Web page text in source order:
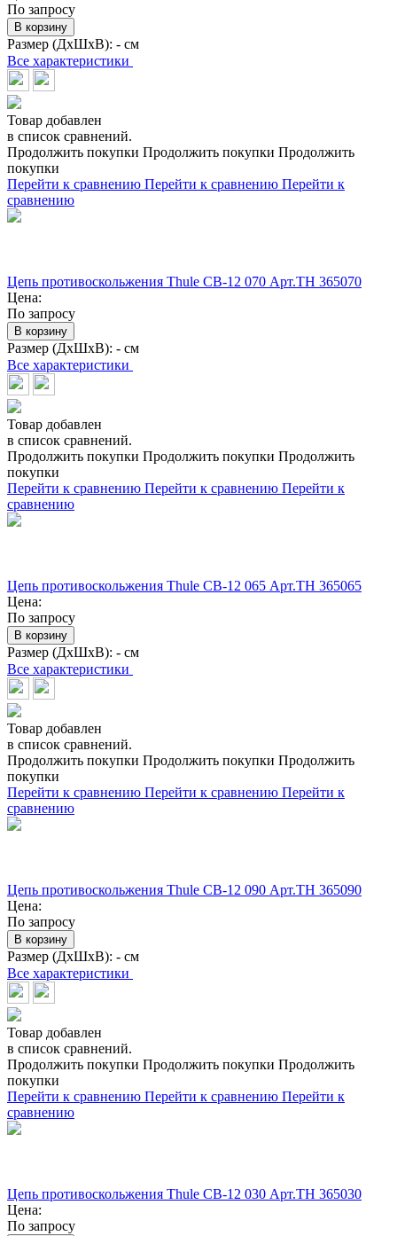
По запросу
В корзину
Размер (ДхШхВ): - см
Все характеристики
Товар добавлен
в список сравнений.
Продолжить покупки Продолжить покупки Продолжить
покупки
Перейти к сравнению Перейти к сравнению Перейти к
сравнению
Цепь противоскольжения Thule CB-12 070 Арт.TH 365070
Цена:
По запросу
В корзину
Размер (ДхШхВ): - см
Все характеристики
Товар добавлен
в список сравнений.
Продолжить покупки Продолжить покупки Продолжить
покупки
Перейти к сравнению Перейти к сравнению Перейти к
сравнению
Цепь противоскольжения Thule CB-12 065 Арт.TH 365065
Цена:
По запросу
В корзину
Размер (ДхШхВ): - см
Все характеристики
Товар добавлен
в список сравнений.
Продолжить покупки Продолжить покупки Продолжить
покупки
Перейти к сравнению Перейти к сравнению Перейти к
сравнению
Цепь противоскольжения Thule CB-12 090 Арт.TH 365090
Цена:
По запросу
В корзину
Размер (ДхШхВ): - см
Все характеристики
Товар добавлен
в список сравнений.
Продолжить покупки Продолжить покупки Продолжить
покупки
Перейти к сравнению Перейти к сравнению Перейти к
сравнению
Цепь противоскольжения Thule CB-12 030 Арт.TH 365030
Цена:
По запросу